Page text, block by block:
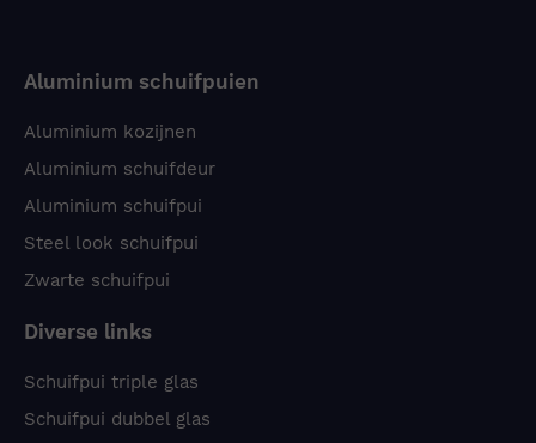
Aluminium schuifpuien
Aluminium kozijnen
Aluminium schuifdeur
Aluminium schuifpui
Steel look schuifpui
Zwarte schuifpui
Diverse links
Schuifpui triple glas
Schuifpui dubbel glas